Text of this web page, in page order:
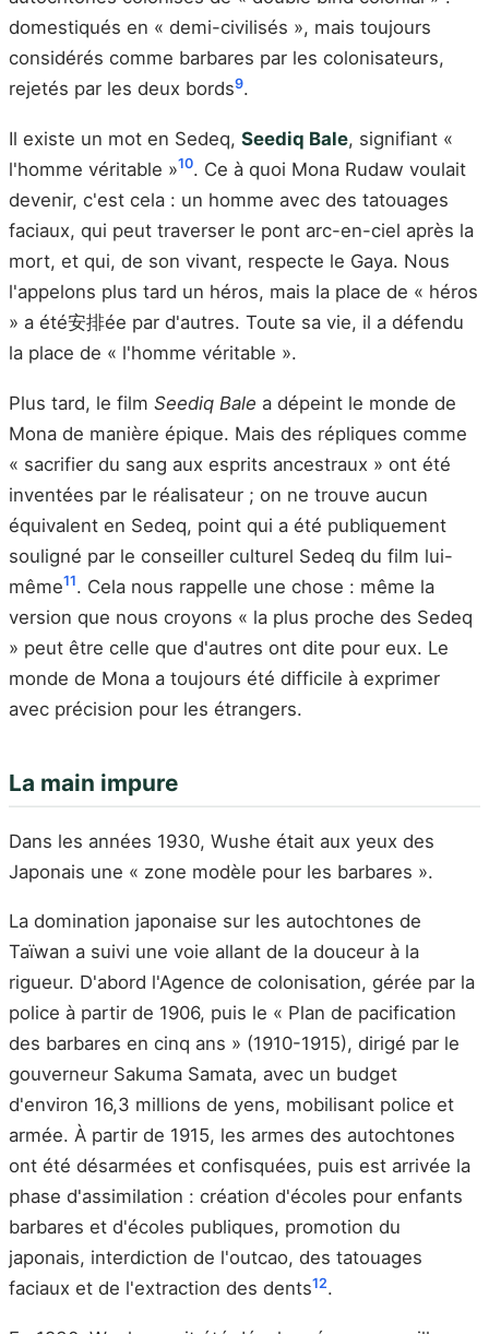
domestiqués en « demi-civilisés », mais toujours
considérés comme barbares par les colonisateurs,
rejetés par les deux bords9.
Il existe un mot en Sedeq, Seediq Bale, signifiant «
l'homme véritable »10. Ce à quoi Mona Rudaw voulait
devenir, c'est cela : un homme avec des tatouages
faciaux, qui peut traverser le pont arc-en-ciel après la
mort, et qui, de son vivant, respecte le Gaya. Nous
l'appelons plus tard un héros, mais la place de « héros
» a été安排ée par d'autres. Toute sa vie, il a défendu
la place de « l'homme véritable ».
Plus tard, le film Seediq Bale a dépeint le monde de
Mona de manière épique. Mais des répliques comme
« sacrifier du sang aux esprits ancestraux » ont été
inventées par le réalisateur ; on ne trouve aucun
équivalent en Sedeq, point qui a été publiquement
souligné par le conseiller culturel Sedeq du film lui-
même11. Cela nous rappelle une chose : même la
version que nous croyons « la plus proche des Sedeq
» peut être celle que d'autres ont dite pour eux. Le
monde de Mona a toujours été difficile à exprimer
avec précision pour les étrangers.
La main impure
Dans les années 1930, Wushe était aux yeux des
Japonais une « zone modèle pour les barbares ».
La domination japonaise sur les autochtones de
Taïwan a suivi une voie allant de la douceur à la
rigueur. D'abord l'Agence de colonisation, gérée par la
police à partir de 1906, puis le « Plan de pacification
des barbares en cinq ans » (1910-1915), dirigé par le
gouverneur Sakuma Samata, avec un budget
d'environ 16,3 millions de yens, mobilisant police et
armée. À partir de 1915, les armes des autochtones
ont été désarmées et confisquées, puis est arrivée la
phase d'assimilation : création d'écoles pour enfants
barbares et d'écoles publiques, promotion du
japonais, interdiction de l'outcao, des tatouages
faciaux et de l'extraction des dents12.